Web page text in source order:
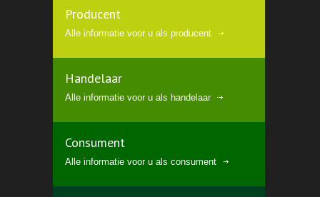
Producent
Alle informatie voor u als producent
Handelaar
Alle informatie voor u als handelaar
Consument
Alle informatie voor u als consument